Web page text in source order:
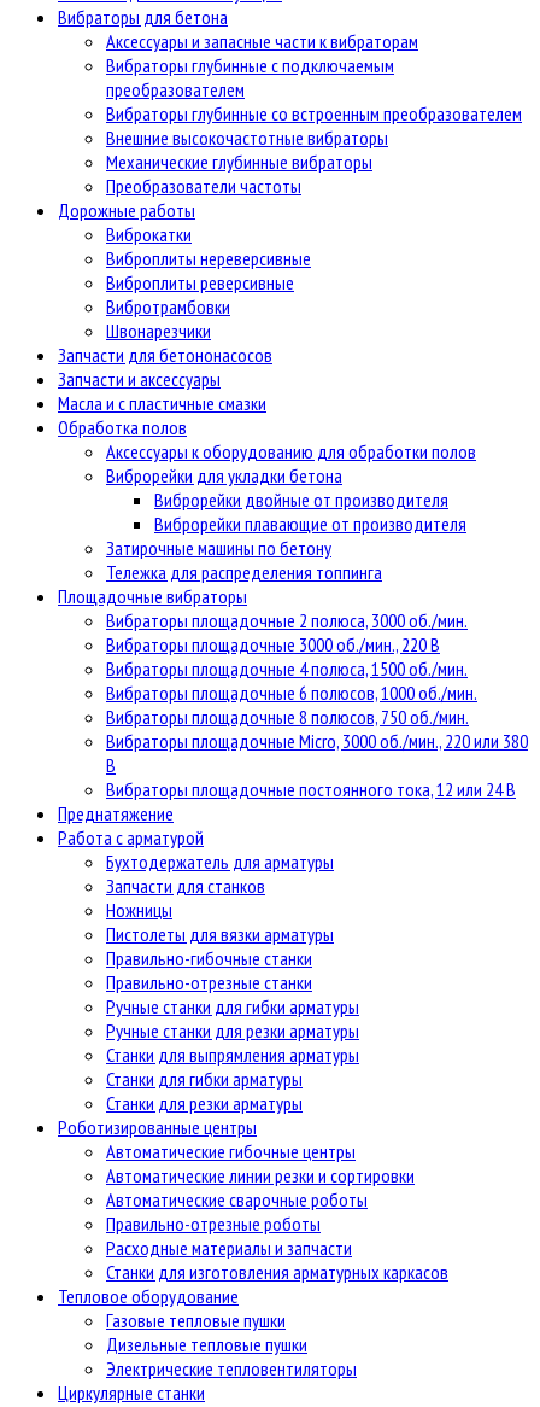
Вибраторы для бетона
Аксессуары и запасные части к вибраторам
Вибраторы глубинные с подключаемым
преобразователем
Вибраторы глубинные со встроенным преобразователем
Внешние высокочастотные вибраторы
Механические глубинные вибраторы
Преобразователи частоты
Дорожные работы
Виброкатки
Виброплиты нереверсивные
Виброплиты реверсивные
Вибротрамбовки
Швонарезчики
Запчасти для бетононасосов
Запчасти и аксессуары
Масла и с пластичные смазки
Обработка полов
Аксессуары к оборудованию для обработки полов
Виброрейки для укладки бетона
Виброрейки двойные от производителя
Виброрейки плавающие от производителя
Затирочные машины по бетону
Тележка для распределения топпинга
Площадочные вибраторы
Вибраторы площадочные 2 полюса, 3000 об./мин.
Вибраторы площадочные 3000 об./мин., 220 В
Вибраторы площадочные 4 полюса, 1500 об./мин.
Вибраторы площадочные 6 полюсов, 1000 об./мин.
Вибраторы площадочные 8 полюсов, 750 об./мин.
Вибраторы площадочные Micro, 3000 об./мин., 220 или 380
В
Вибраторы площадочные постоянного тока, 12 или 24 В
Преднатяжение
Работа с арматурой
Бухтодержатель для арматуры
Запчасти для станков
Ножницы
Пистолеты для вязки арматуры
Правильно-гибочные станки
Правильно-отрезные станки
Ручные станки для гибки арматуры
Ручные станки для резки арматуры
Станки для выпрямления арматуры
Станки для гибки арматуры
Станки для резки арматуры
Роботизированные центры
Автоматические гибочные центры
Автоматические линии резки и сортировки
Автоматические сварочные роботы
Правильно-отрезные роботы
Расходные материалы и запчасти
Станки для изготовления арматурных каркасов
Тепловое оборудование
Газовые тепловые пушки
Дизельные тепловые пушки
Электрические тепловентиляторы
Циркулярные станки